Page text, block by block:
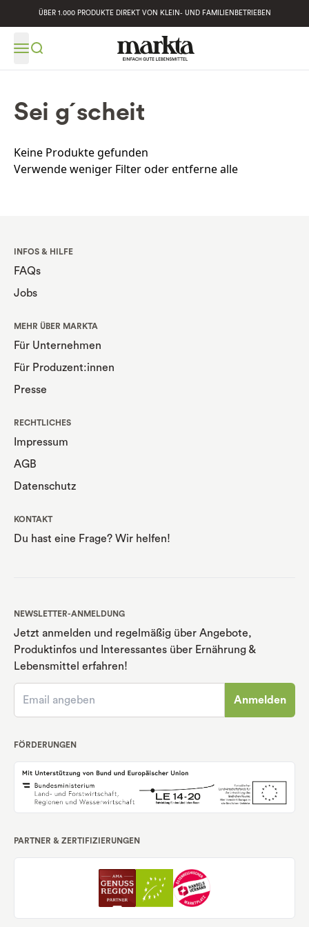
ÜBER 1.000 PRODUKTE DIREKT VON KLEIN- UND FAMILIENBETRIEBEN
Sei g´scheit
Keine Produkte gefunden
Verwende weniger Filter oderentferne alle
INFOS & HILFE
FAQs
Jobs
MEHR ÜBER MARKTA
Für Unternehmen
Für Produzent:innen
Presse
RECHTLICHES
Impressum
AGB
Datenschutz
KONTAKT
Du hast eine Frage? Wir helfen!
NEWSLETTER-ANMELDUNG
Jetzt anmelden und regelmäßig über Angebote,
Produktinfos und Interessantes über Ernährung &
Lebensmittel erfahren!
Anmelden
FÖRDERUNGEN
PARTNER & ZERTIFIZIERUNGEN